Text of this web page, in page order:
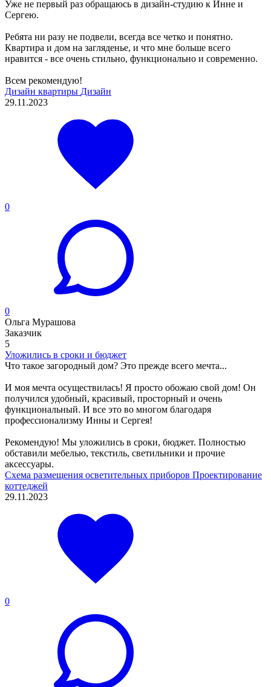
Уже не первый раз обращаюсь в дизайн-студию к Инне и
Сергею.
Ребята ни разу не подвели, всегда все четко и понятно.
Квартира и дом на загляденье, и что мне больше всего
нравится - все очень стильно, функционально и современно.
Всем рекомендую!
Дизайн квартиры Дизайн
29.11.2023
0
0
Ольга Мурашова
Заказчик
5
Уложились в сроки и бюджет
Что такое загородный дом? Это прежде всего мечта...
И моя мечта осуществилась! Я просто обожаю свой дом! Он
получился удобный, красивый, просторный и очень
функциональный. И все это во многом благодаря
профессионализму Инны и Сергея!
Рекомендую! Мы уложились в сроки, бюджет. Полностью
обставили мебелью, текстиль, светильники и прочие
аксессуары.
Схема размещения осветительных приборов Проектирование
коттеджей
29.11.2023
0